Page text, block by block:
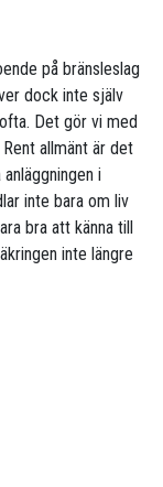
på bränsleslag
dock inte själv
Det gör vi med
allmänt är det
i
inte bara om liv
bra att känna till
inte längre